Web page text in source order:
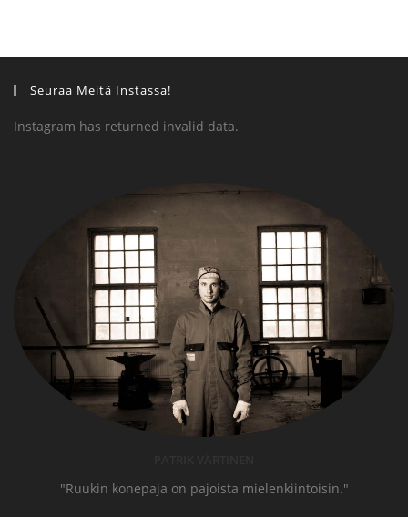
Seuraa Meitä Instassa!
Instagram has returned invalid data.
"Ruukin konepaja on pajoista mielenkiintoisin."